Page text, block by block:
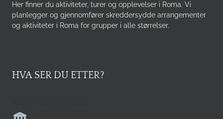
Her finner du aktiviteter, turer og opplevelser i Roma. Vi
planlegger og gjennomfører skreddersydde arrangementer
og aktiviteter i Roma for grupper i alle størrelser.
HVA SER DU ETTER?